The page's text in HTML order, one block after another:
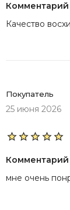
Комментарий
Качество
Покупатель
25 июня 2026
Комментарий
мне очень